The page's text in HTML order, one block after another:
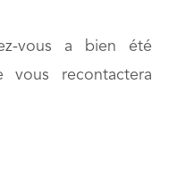
vous a bien été
vous recontactera